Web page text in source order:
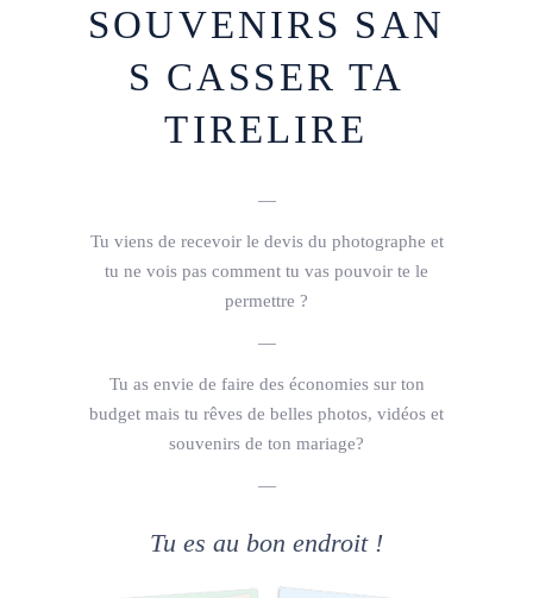
SOUVENIRS SAN
S CASSER TA
TIRELIRE
—
Tu viens de recevoir le devis du photographe et
tu ne vois pas comment tu vas pouvoir te le
permettre ?
—
Tu as envie de faire des économies sur ton
budget mais tu rêves de belles photos, vidéos et
souvenirs de ton mariage?
—
Tu es au bon endroit !